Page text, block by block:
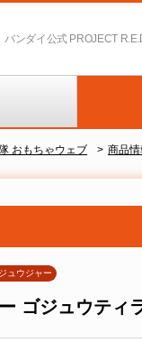
バンダイ公式 PROJECT
おもちゃウェブ 商品情
ュウジャー
ゴジュウティ